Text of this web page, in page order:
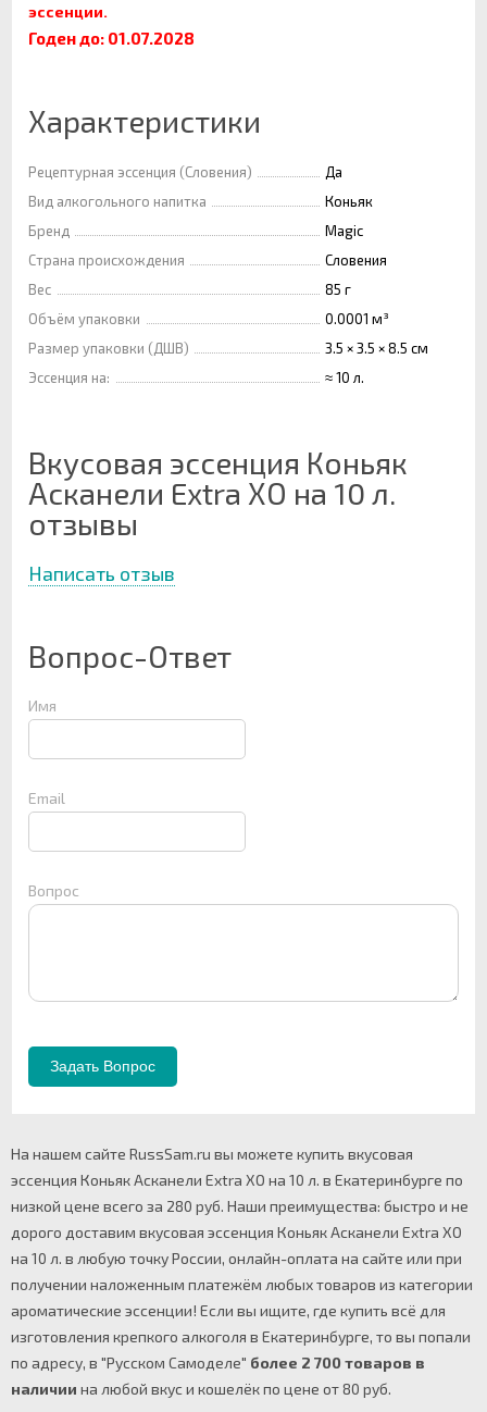
эссенции.
Годен до: 01.07.2028
Характеристики
Рецептурная эссенция (Словения)
Да
Вид алкогольного напитка
Коньяк
Бренд
Magic
Страна происхождения
Словения
Вес
85 г
Объём упаковки
0.0001 м³
Размер упаковки (ДШВ)
3.5 × 3.5 × 8.5 см
Эссенция на:
≈ 10 л.
Вкусовая эссенция Коньяк
Асканели Extra ХО на 10 л.
отзывы
Написать отзыв
Вопрос-Ответ
Имя
Email
Вопрос
На нашем сайте RussSam.ru вы можете купить вкусовая
эссенция Коньяк Асканели Extra ХО на 10 л. в Екатеринбурге по
низкой цене всего за 280 руб. Наши преимущества: быстро и не
дорого доставим вкусовая эссенция Коньяк Асканели Extra ХО
на 10 л. в любую точку России, онлайн-оплата на сайте или при
получении наложенным платежём любых товаров из категории
ароматические эссенции! Если вы ищите, где купить всё для
изготовления крепкого алкоголя в Екатеринбурге, то вы попали
по адресу, в "Русском Самоделе" более 2 700 товаров в
наличии на любой вкус и кошелёк по цене от 80 руб.